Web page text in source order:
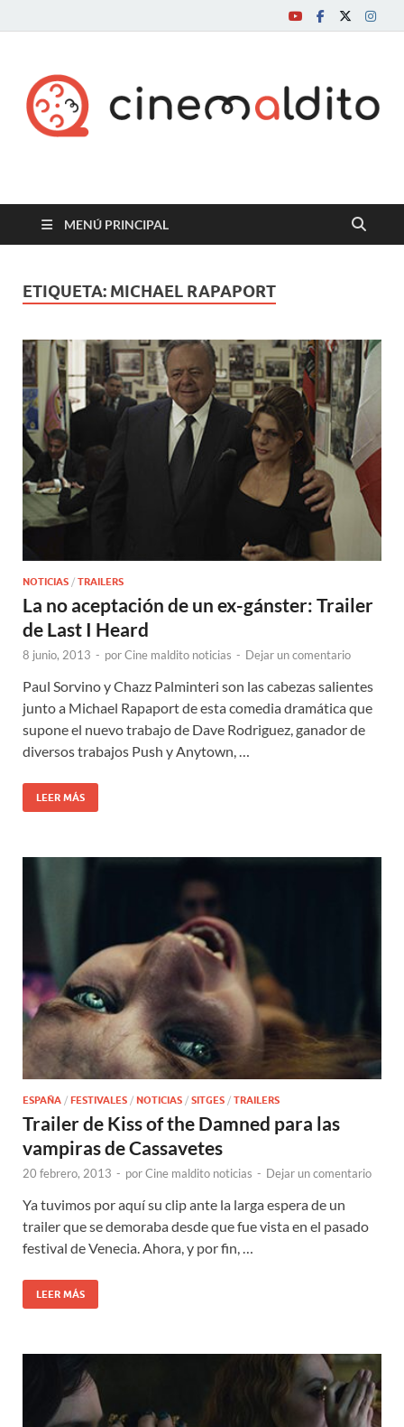
Cine maldito
MENÚ PRINCIPAL
ETIQUETA: MICHAEL RAPAPORT
NOTICIAS / TRAILERS
La no aceptación de un ex-gánster: Trailer
de Last I Heard
8 junio, 2013 - porCine maldito noticias - Dejar un comentario
Paul Sorvino y Chazz Palminteri son las cabezas salientes
junto a Michael Rapaport de esta comedia dramática que
supone el nuevo trabajo de Dave Rodriguez, ganador de
diversos trabajos Push y Anytown, …
LEER MÁS
ESPAÑA / FESTIVALES / NOTICIAS / SITGES / TRAILERS
Trailer de Kiss of the Damned para las
vampiras de Cassavetes
20 febrero, 2013 - porCine maldito noticias - Dejar un comentario
Ya tuvimos por aquí su clip ante la larga espera de un
trailer que se demoraba desde que fue vista en el pasado
festival de Venecia. Ahora, y por fin, …
LEER MÁS